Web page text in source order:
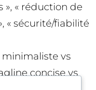
», « réduction de
« sécurité/fiabilité
vs
concise vs